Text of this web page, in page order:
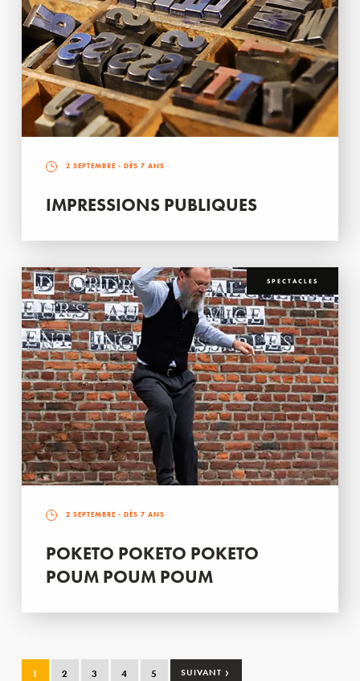
2 SEPTEMBRE - DÈS 7 ANS
IMPRESSIONS PUBLIQUES
SPECTACLES
2 SEPTEMBRE - DÈS 7 ANS
POKETO POKETO POKETO
POUM POUM POUM
1 2 3 4 5 SUIVANT ›